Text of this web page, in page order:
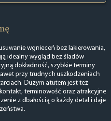
wgnieceń bez lakierowania,
idealny wygląd bez śladów
dokładność, szybkie terminy
przy trudnych uszkodzeniach
Dużym atutem jest też
terminowość oraz atrakcyjne
z dbałością o każdy detal i daje